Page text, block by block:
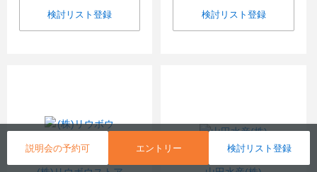
説明会の予約可 エントリー 検討リスト登録
検討リスト登録 検討リスト登録